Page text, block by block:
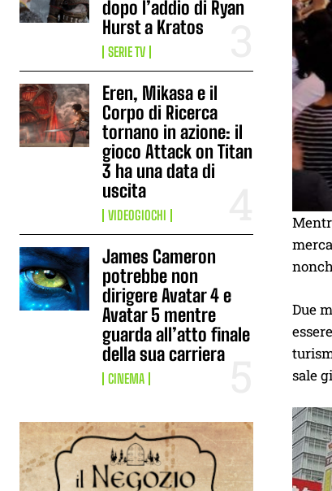
dopo l’addio di Ryan
Hurst a Kratos
SERIE TV
Eren, Mikasa e il
Corpo di Ricerca
tornano in azione: il
gioco Attack on Titan
3 ha una data di
uscita
VIDEOGIOCHI
James Cameron
potrebbe non
dirigere Avatar 4 e
Avatar 5 mentre
guarda all’atto finale
della sua carriera
CINEMA
Due
sale